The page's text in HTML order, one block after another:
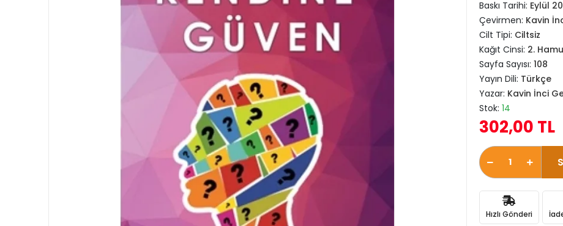
Baskı Tarihi: Eylül
Çevirmen: Kavin
Cilt Tipi: Ciltsiz
Kağıt Cinsi: 2.
Sayfa Sayısı: 108
Yayın Dili: Türkçe
Yazar: Kavin İnci
Stok: 14
302,00 TL
Hızlı Gönderi